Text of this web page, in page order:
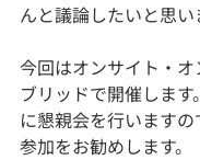
んと議論したいと思い
今回はオンサイト・
ブリッドで開催しま
に懇親会を行います
参加をお勧めします。